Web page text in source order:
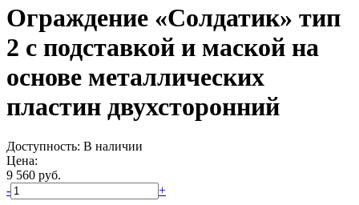
Ограждение «Солдатик» тип
2 с подставкой и маской на
основе металлических
пластин двухсторонний
Доступность: В наличии
Цена:
9 560 руб.
-
+